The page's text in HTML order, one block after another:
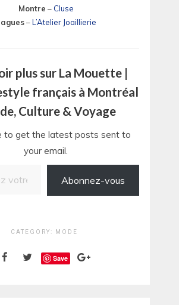
Montre – Cluse
–L’Atelier Joaillierie
plus sur La Mouette |
français à Montréal
Culture & Voyage
to get the latest posts sent to
your email.
Abonnez-vous
CATEGORY: MODE
Save